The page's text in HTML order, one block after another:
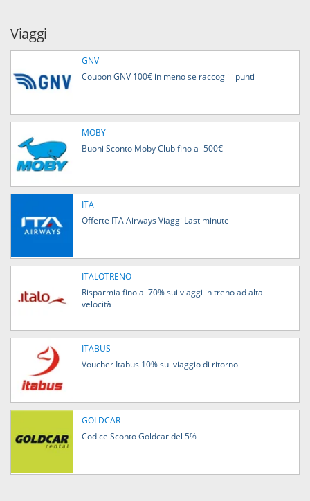
Viaggi
GNV
Coupon GNV 100€ in meno se raccogli i punti
MOBY
Buoni Sconto Moby Club fino a -500€
ITA
Offerte ITA Airways Viaggi Last minute
ITALOTRENO
Risparmia fino al 70% sui viaggi in treno ad alta
velocità
ITABUS
Voucher Itabus 10% sul viaggio di ritorno
GOLDCAR
Codice Sconto Goldcar del 5%